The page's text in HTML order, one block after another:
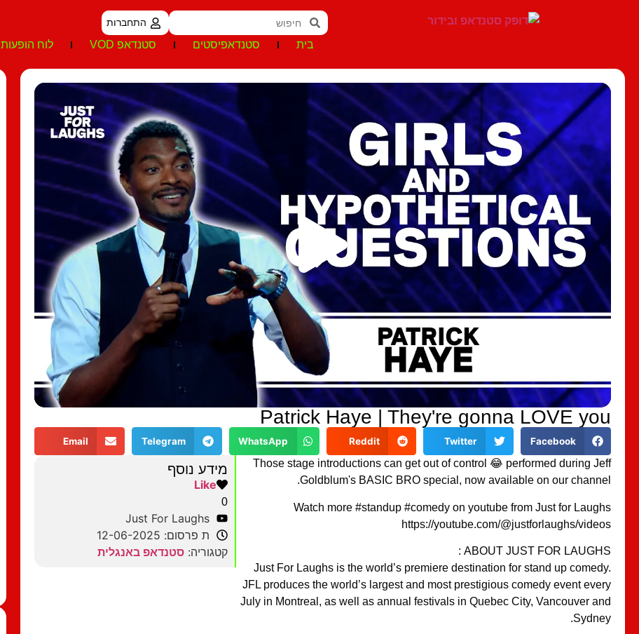
התחברות
בית סטנדאפיסטים סטנדאפ VOD לוח הופעות
Patrick Haye | They're gonna LOVE you
Facebook
Twitter
Reddit
WhatsApp
Telegram
Email
Those stage introductions can get out of control 😂 performed during Jeff
Goldblum's BASIC BRO special, now available on our channel.
Watch more #standup #comedy on youtube from Just for Laughs
https://youtube.com/@justforlaughs/videos
ABOUT JUST FOR LAUGHS :
Just For Laughs is the world’s premiere destination for stand up comedy.
JFL produces the world’s largest and most prestigious comedy event every
July in Montreal, as well as annual festivals in Quebec City, Vancouver and
Sydney.
מידע נוסף
Like
0
Just For Laughs
ת פרסום: 12-06-2025
קטגוריה: סטנדאפ באנגלית